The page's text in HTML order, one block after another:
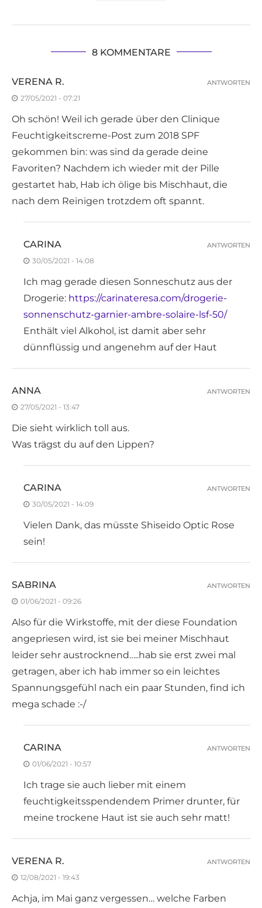
8 KOMMENTARE
VERENA R.
27/05/2021 - 07:21
Oh schön! Weil ich gerade über den Clinique
Feuchtigkeitscreme-Post zum 2018 SPF
gekommen bin: was sind da gerade deine
Favoriten? Nachdem ich wieder mit der Pille
gestartet hab, Hab ich ölige bis Mischhaut, die
nach dem Reinigen trotzdem oft spannt.
ANTWORTEN
CARINA
30/05/2021 - 14:08
Ich mag gerade diesen Sonneschutz aus der
Drogerie: https://carinateresa.com/drogerie-
sonnenschutz-garnier-ambre-solaire-lsf-50/
Enthält viel Alkohol, ist damit aber sehr
dünnflüssig und angenehm auf der Haut
ANTWORTEN
ANNA
27/05/2021 - 13:47
Die sieht wirklich toll aus.
Was trägst du auf den Lippen?
ANTWORTEN
CARINA
30/05/2021 - 14:09
Vielen Dank, das müsste Shiseido Optic Rose
sein!
ANTWORTEN
SABRINA
01/06/2021 - 09:26
Also für die Wirkstoffe, mit der diese Foundation
angepriesen wird, ist sie bei meiner Mischhaut
leider sehr austrocknend…..hab sie erst zwei mal
getragen, aber ich hab immer so ein leichtes
Spannungsgefühl nach ein paar Stunden, find ich
mega schade :-/
ANTWORTEN
CARINA
01/06/2021 - 10:57
Ich trage sie auch lieber mit einem
feuchtigkeitsspendendem Primer drunter, für
meine trockene Haut ist sie auch sehr matt!
ANTWORTEN
VERENA R.
12/08/2021 - 19:43
Achja, im Mai ganz vergessen… welche Farben
ANTWORTEN